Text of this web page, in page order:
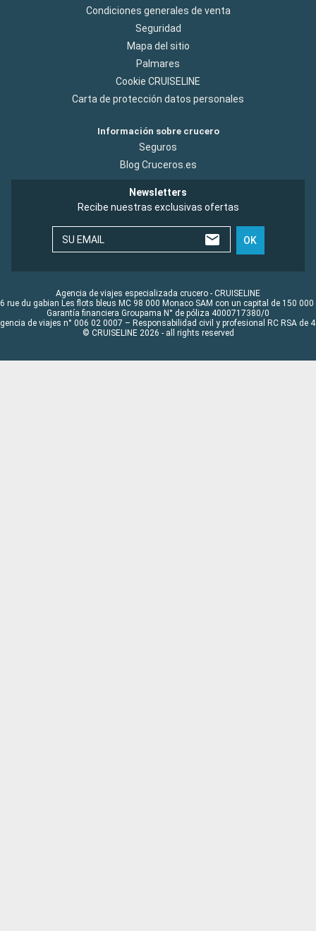
Condiciones generales de venta
Seguridad
Mapa del sitio
Palmares
Cookie CRUISELINE
Carta de protección datos personales
Información sobre crucero
Seguros
Blog Cruceros.es
Newsletters
Recibe nuestras exclusivas ofertas
SU EMAIL OK
Agencia de viajes especializada crucero - CRUISELINE
rue du gabian Les flots bleus MC 98 000 Monaco SAM con un capital de 150 000
Garantía financiera Groupama N° de póliza 4000717380/0
de viajes n° 006 02 0007 – Responsabilidad civil y profesional RC RSA de
© CRUISELINE 2026 - all rights reserved